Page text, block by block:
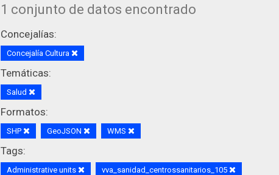
1 conjunto de datos encontrado
Concejalías:
Concejalía Cultura
Temáticas:
Salud
Formatos:
SHP GeoJSON WMS
Tags:
Administrative units vva_sanidad_centrossanitarios_105